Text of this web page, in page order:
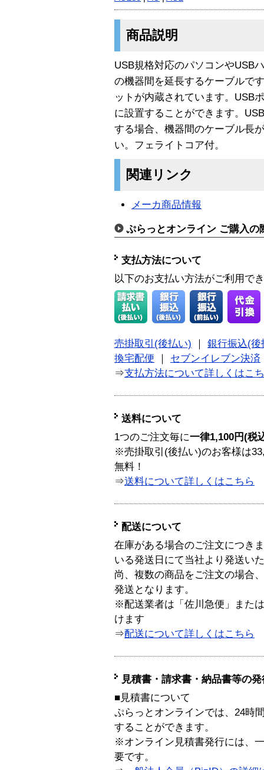
商品説明
USB規格対応のパソコンやUSB
の機器間を延長するケーブルで
ットが内蔵されています。USB
に設置することができます。
する場合、機器間のケーブル長
い。フェライトコア付。
関連リンク
メーカ商品情報
ぷらっとオンライン ご購入の
支払方法について
以下のお支払い方法がご利用で
売掛取引(後払い)
銀行振込(後
換宅配便
セブンイレブン決済
⇒支払方法について詳しくはこ
送料について
1つのご注文毎に一律1,100円(税
※売掛取引(後払い)のお客様は
無料！
⇒送料について詳しくはこちら
配送について
在庫がある場合のご注文につき
いる発送日にて当社より発送い
尚、複数の商品をご注文の場合
発送となります。
※配送業者は「佐川急便」また
けます
⇒配送について詳しくはこちら
見積書・請求書・納品書等の
■見積書について
ぷらっとオンラインでは、24時
することができます。
※オンライン見積書発行には、
要です。